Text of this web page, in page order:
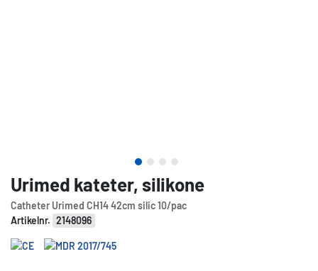
Urimed kateter, silikone
Catheter Urimed CH14 42cm silic 10/pac
Artikelnr. 2148096